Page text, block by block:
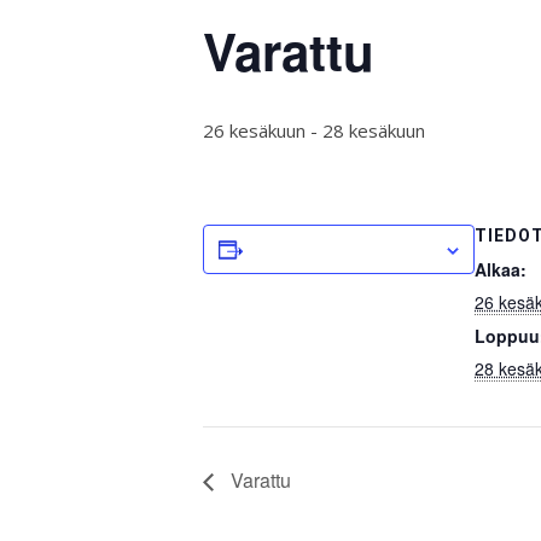
Varattu
26 kesäkuun - 28 kesäkuun
TIEDOT
Alkaa:
26
28
Varattu